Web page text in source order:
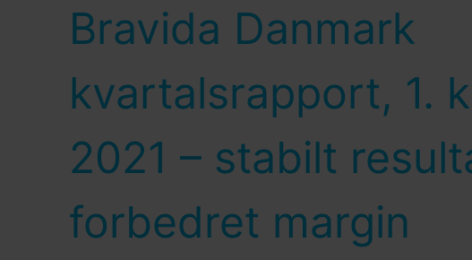
Bravida Danmark
kvartalsrapport, 1.
2021 – stabilt
forbedret margin